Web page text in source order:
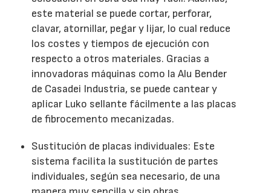
este material se puede cortar, perforar,
clavar, atornillar, pegar y lijar, lo cual reduce
los costes y tiempos de ejecución con
respecto a otros materiales. Gracias a
innovadoras máquinas como la Alu Bender
de Casadei Industria, se puede cantear y
aplicar Luko sellante fácilmente a las placas
de fibrocemento mecanizadas.
Sustitución de placas individuales: Este
sistema facilita la sustitución de partes
individuales, según sea necesario, de una